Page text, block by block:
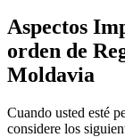
Aspectos
orden de
Moldavia
Cuando usted esté
considere los